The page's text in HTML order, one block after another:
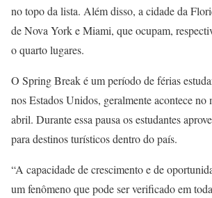
no topo da lista. Além disso, a cidade da
de Nova York e Miami, que ocupam,
o quarto lugares.
O Spring Break é um período de férias
nos Estados Unidos, geralmente acontece no
abril. Durante essa pausa os estudantes
para destinos turísticos dentro do país.
“A capacidade de crescimento e de
um fenômeno que pode ser verificado em